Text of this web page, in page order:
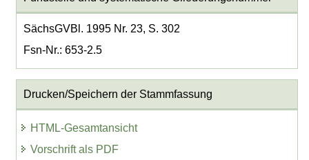
SächsGVBl. 1995 Nr. 23, S. 302
Fsn-Nr.: 653-2.5
Drucken/Speichern der Stammfassung
HTML-Gesamtansicht
Vorschrift als PDF